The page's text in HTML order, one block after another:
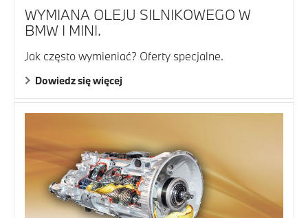
WYMIANA OLEJU SILNIKOWEGO W
BMW I MINI.
Jak często wymieniać? Oferty specjalne.
Dowiedz się więcej